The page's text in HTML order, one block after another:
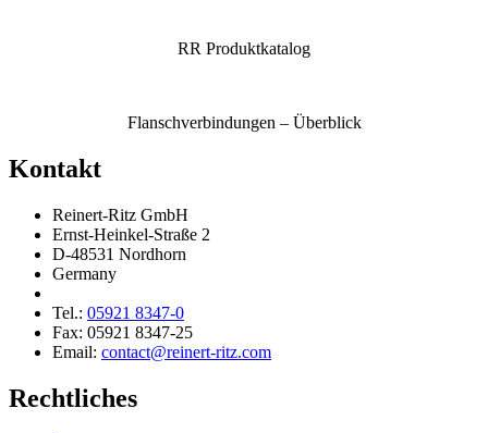
RR Produkt­ka­talog
Flansch­ver­bin­dungen – Überblick
Kontakt
Reinert-Ritz GmbH
Ernst-Heinkel-Straße 2
D-48531 Nordhorn
Germany
Tel.: 05921 8347-0
Fax: 05921 8347-25
Email: contact@reinert-ritz.com
Rechtliches